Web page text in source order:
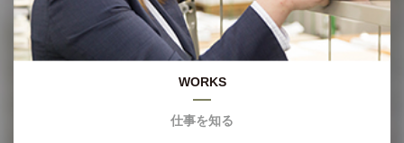
WORKS
仕事を知る